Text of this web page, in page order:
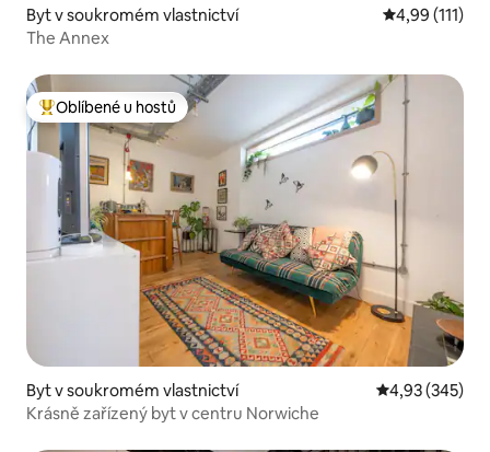
Byt v soukromém vlastnictví Průměrné
4,99 (111)
The Annex
Nejlepší v kategorii Oblíbené u hostů
Oblíbené u hostů
Byt v soukromém vlastnictví Průměrné
4,93 (345)
Krásně zařízený byt v centru Norwiche